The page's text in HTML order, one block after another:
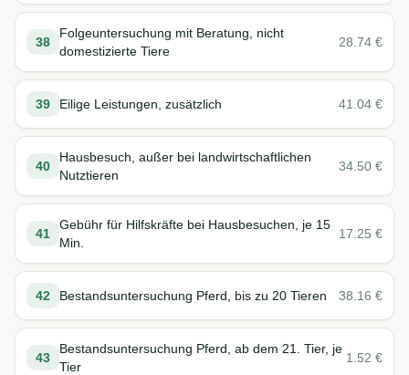
38
Folgeuntersuchung mit Beratung, nicht
domestizierte Tiere
28.74 €
39 Eilige Leistungen, zusätzlich 41.04 €
40
Hausbesuch, außer bei landwirtschaftlichen
Nutztieren
34.50 €
41
Gebühr für Hilfskräfte bei Hausbesuchen, je 15
Min.
17.25 €
42 Bestandsuntersuchung Pferd, bis zu 20 Tieren 38.16 €
43
Bestandsuntersuchung Pferd, ab dem 21. Tier, je
Tier
1.52 €